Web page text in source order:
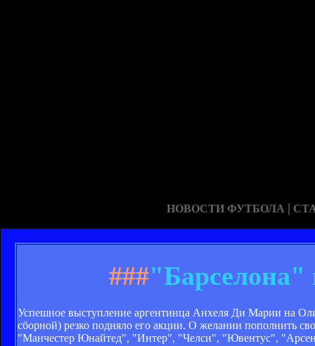
НОВОСТИ ФУТБОЛА |
###
Успешное выступление аргентинца Анхеля Ди Марии на
сборной) резко подняло его акции. О желании пополнить
"Манчестер Юнайтед", "Интер", "Челси", "Ювентус",